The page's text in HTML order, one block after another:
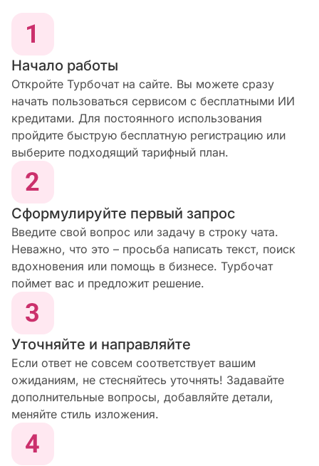
Начало работы
Откройте Турбочат на сайте. Вы можете сразу
начать пользоваться сервисом с бесплатными ИИ
кредитами. Для постоянного использования
пройдите быструю бесплатную регистрацию или
выберите подходящий тарифный план.
Сформулируйте первый запрос
Введите свой вопрос или задачу в строку чата.
Неважно, что это – просьба написать текст, поиск
вдохновения или помощь в бизнесе. Турбочат
поймет вас и предложит решение.
Уточняйте и направляйте
Если ответ не совсем соответствует вашим
ожиданиям, не стесняйтесь уточнять! Задавайте
дополнительные вопросы, добавляйте детали,
меняйте стиль изложения.